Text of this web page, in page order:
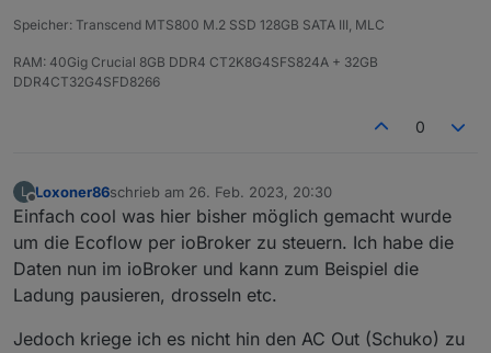
irgendwelchen Screenshots hier
die verbindung auch dauernd ab und wird neu
ich habe in allen Skripten und im Adapter immer
meine eigenen userID tokens usw genommen.
bei mir wird unter Objekte leider auch kein
Eintrag gesetzt
Speicher: Transcend MTS800 M.2 SSD 128GB SATA III, MLC
RAM: 40Gig Crucial 8GB DDR4 CT2K8G4SFS824A + 32GB
DDR4CT32G4SFD8266
0
L
Offline
Loxoner86schrieb am 26. Feb. 2023, 20:30
zuletzt editiert von
Einfach cool was hier bisher möglich gemacht wurde
um die Ecoflow per ioBroker zu steuern. Ich habe die
Daten nun im ioBroker und kann zum Beispiel die
Ladung pausieren, drosseln etc.
Jedoch kriege ich es nicht hin den AC Out (Schuko) zu